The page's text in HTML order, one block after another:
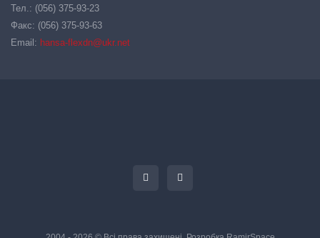
Тел.: (056) 375-93-23
Факс: (056) 375-93-63
Email: hansa-flexdn@ukr.net